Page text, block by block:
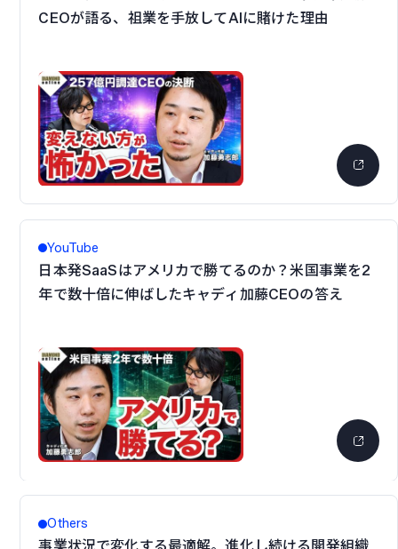
CEOが語る、祖業を手放してAIに賭けた理由
YouTube
日本発SaaSはアメリカで勝てるのか？米国事業を2
年で数十倍に伸ばしたキャディ加藤CEOの答え
Others